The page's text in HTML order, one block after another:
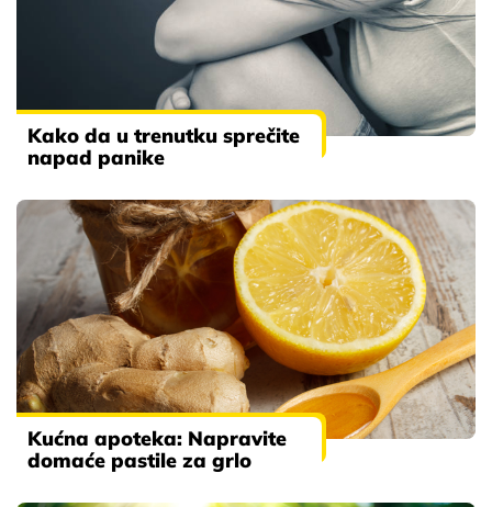
Kako da u trenutku sprečite
napad panike
Kućna apoteka: Napravite
domaće pastile za grlo